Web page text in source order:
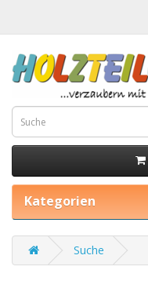
Kategorien
Suche